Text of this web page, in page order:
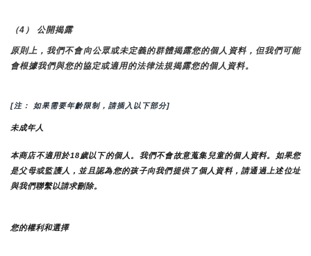
（4） 公開揭露
原則上，我們不會向公眾或未定義的群體揭露您的個人資料，但我們可能
會根據我們與您的協定或適用的法律法規揭露您的個人資料。
[注： 如果需要年齡限制，請插入以下部分]
未成年人
本商店不適用於18歲以下的個人。我們不會故意蒐集兒童的個人資料。如果您
是父母或監護人，並且認為您的孩子向我們提供了個人資料，請通過上述位址
與我們聯繫以請求刪除。
您的權利和選擇